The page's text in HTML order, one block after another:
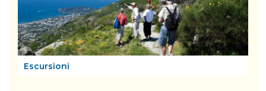
Escursioni